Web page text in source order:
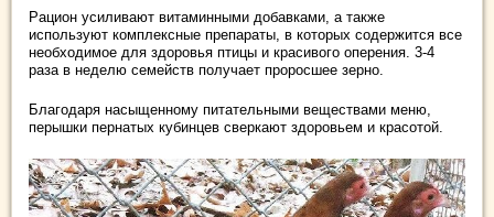
Рацион усиливают витаминными добавками, а также
используют комплексные препараты, в которых содержится все
необходимое для здоровья птицы и красивого оперения. 3-4
раза в неделю семейств получает проросшее зерно.
Благодаря насыщенному питательными веществами меню,
перышки пернатых кубинцев сверкают здоровьем и красотой.